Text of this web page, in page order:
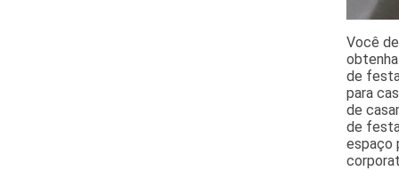
Você
de
para
de
de
espaço